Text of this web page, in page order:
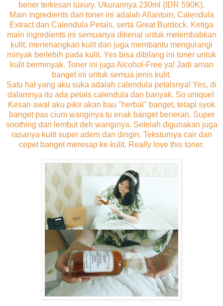
bener terkesan luxury. Ukurannya 230ml (IDR 590K).
Main ingredients dari toner ini adalah Allantoin, Calendula
Extract dan Calendula Petals, serta Great Burdock. Ketiga
main ingredients ini semuanya dikenal untuk melembabkan
kulit, menenangkan kulit dan juga membantu mengurangi
minyak berlebih pada kulit. Yes bisa dibilang ini toner untuk
kulit berminyak. Toner ini juga Alcohol-Free ya! Jadi aman
banget ini untuk semua jenis kulit.
Satu hal yang aku suka adalah calendula petalsnya! Yes, di
dalamnya itu ada petals calendula dan banyak. So unique!
Kesan awal aku pikir akan bau "herbal" banget, tetapi syok
banget pas cium wanginya tu enak banget beneran. Super
soothing dan lembut deh wanginya. Setelah digunakan juga
rasanya kulit super adem dan dingin. Teksturnya cair dan
cepet banget meresap ke kulit. Really love this toner.